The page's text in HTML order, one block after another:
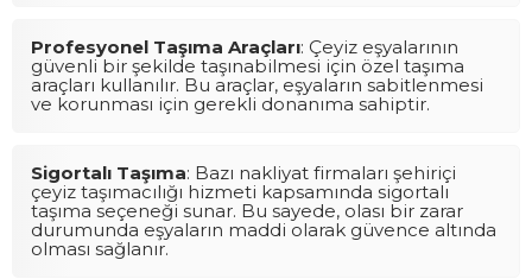
Profesyonel Taşıma Araçları: Çeyiz eşyalarının
güvenli bir şekilde taşınabilmesi için özel taşıma
araçları kullanılır. Bu araçlar, eşyaların sabitlenmesi
ve korunması için gerekli donanıma sahiptir.
Sigortalı Taşıma: Bazı nakliyat firmaları şehiriçi
çeyiz taşımacılığı hizmeti kapsamında sigortalı
taşıma seçeneği sunar. Bu sayede, olası bir zarar
durumunda eşyaların maddi olarak güvence altında
olması sağlanır.